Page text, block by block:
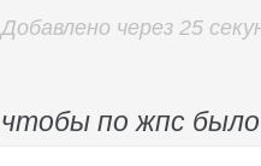
Добавлено через 25
чтобы по жпс